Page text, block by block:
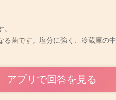
る菌です。塩分に強く、冷蔵庫の
スもありますが、妊婦さんが感染
き気や下痢を起こすことがあると言
アプリで回答を見る